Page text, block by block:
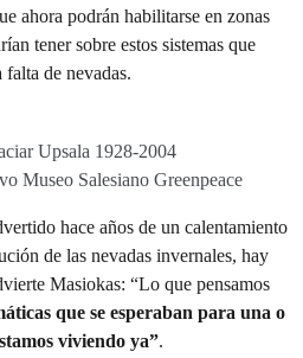
ahora podrán habilitarse en zonas
tener sobre estos sistemas que
falta de nevadas.
Upsala 1928-2004
Museo Salesiano Greenpeace
hace años de un calentamiento
de las nevadas invernales, hay
Masiokas: “Lo que pensamos
que se esperaban para una o
viviendo ya”.